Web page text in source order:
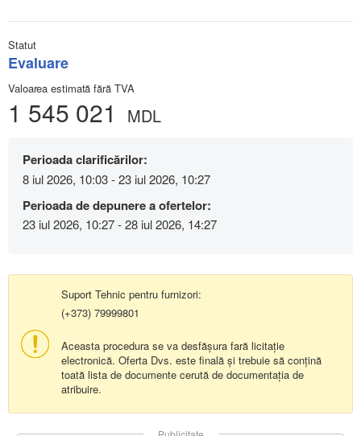
Statut
Evaluare
Valoarea estimată fără TVA
1 545 021 MDL
Perioada clarificărilor:
8 iul 2026, 10:03 - 23 iul 2026, 10:27
Perioada de depunere a ofertelor:
23 iul 2026, 10:27 - 28 iul 2026, 14:27
Suport Tehnic pentru furnizori:
(+373) 79999801
Aceasta procedura se va desfășura fară licitație
electronică. Oferta Dvs. este finală și trebuie să conțină
toată lista de documente cerută de documentația de
atribuire.